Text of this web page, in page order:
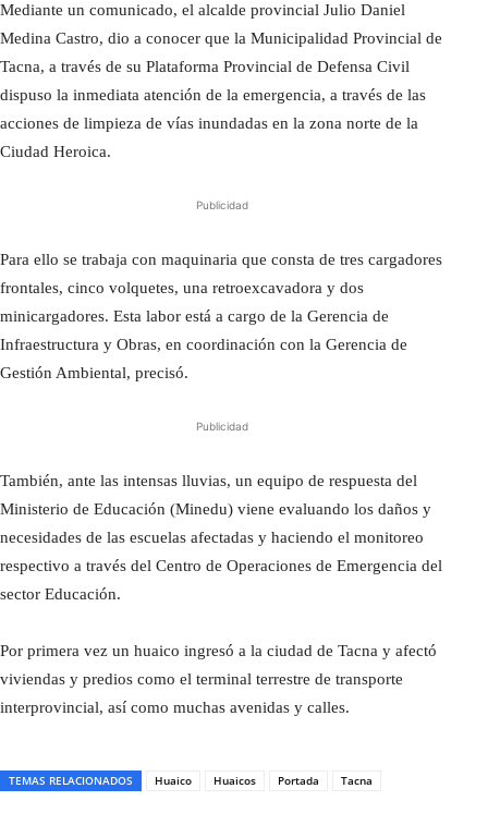
Mediante un comunicado, el alcalde provincial Julio Daniel
Medina Castro, dio a conocer que la Municipalidad Provincial de
Tacna, a través de su Plataforma Provincial de Defensa Civil
dispuso la inmediata atención de la emergencia, a través de las
acciones de limpieza de vías inundadas en la zona norte de la
Ciudad Heroica.
Publicidad
Para ello se trabaja con maquinaria que consta de tres cargadores
frontales, cinco volquetes, una retroexcavadora y dos
minicargadores. Esta labor está a cargo de la Gerencia de
Infraestructura y Obras, en coordinación con la Gerencia de
Gestión Ambiental, precisó.
Publicidad
También, ante las intensas lluvias, un equipo de respuesta del
Ministerio de Educación (Minedu) viene evaluando los daños y
necesidades de las escuelas afectadas y haciendo el monitoreo
respectivo a través del Centro de Operaciones de Emergencia del
sector Educación.
Por primera vez un huaico ingresó a la ciudad de Tacna y afectó
viviendas y predios como el terminal terrestre de transporte
interprovincial, así como muchas avenidas y calles.
TEMAS RELACIONADOS Huaico Huaicos Portada Tacna